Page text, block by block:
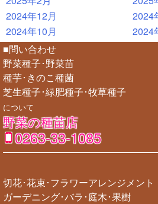
2024年12月
2024
2024年10月
2024
■問い合わせ
野菜種子･野菜苗
種芋･きのこ種菌
芝生種子･緑肥種子･牧草種子
について
野菜の種苗店
0263-33-1085
切花･花束･フラワーアレンジメント
ガーデニング･バラ･庭木･果樹